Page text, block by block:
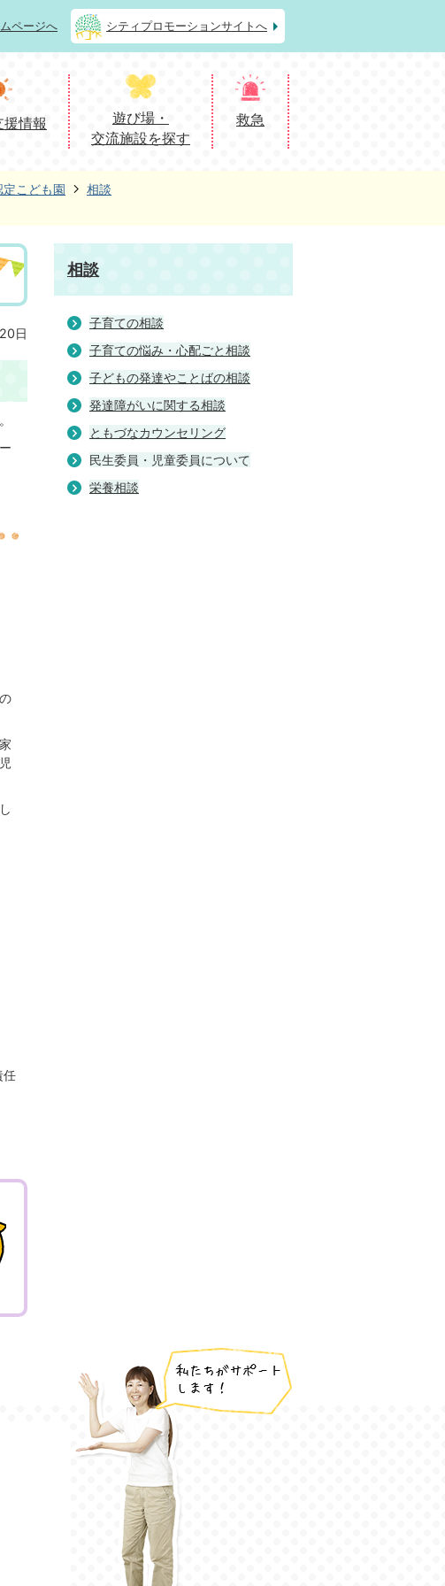
ページへ シティプロモーションサイトへ
情報
遊び場・
交流施設を探す
救急
こども園
相談
日
任
相談
子育ての相談
子育ての悩み・心配ごと相談
子どもの発達やことばの相談
発達障がいに関する相談
ともづなカウンセリング
民生委員・児童委員について
栄養相談